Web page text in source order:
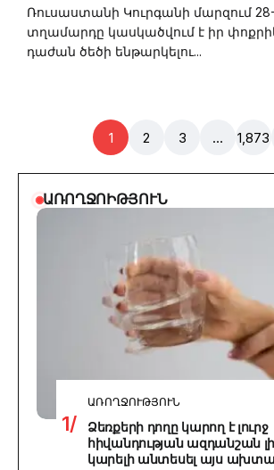
Ռուսաստանի Կուրգանի մարզում
տղամարդը կասկածվում է իր
դաժան ծեծի ենթարկելու...
1 2 3 … 1,873
ԱՌՈՂՋՈԻԹՅՈՒՆ
ԱՌՈՂՋՈՒԹՅՈՒՆ
Ձեռքերի դողը կարող է լուրջ
հիվանդության ազդանշան
կարելի անտեսել այս